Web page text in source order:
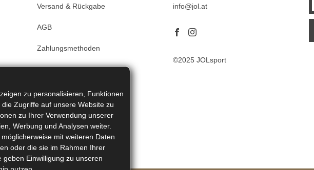
zu personalisieren, Funktionen
Zugriffe auf unsere Website zu
zu Ihrer Verwendung unserer
Werbung und Analysen weiter.
mit weiteren Daten
oder die sie im Rahmen Ihrer
Einwilligung zu unseren
Versand & Rückgabe
AGB
Zahlungsmethoden
Impressum
Datenschutz
FAQ
info@jol.at
©2025 JOLsport